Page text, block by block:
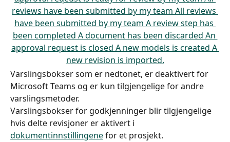
Varslingsbokser som er nedtonet, er deaktivert for
Microsoft Teams og er kun tilgjengelige for andre
varslingsmetoder.
Varslingsbokser for godkjenninger blir tilgjengelige
hvis delte revisjoner er aktivert i
dokumentinnstillingene for et prosjekt.